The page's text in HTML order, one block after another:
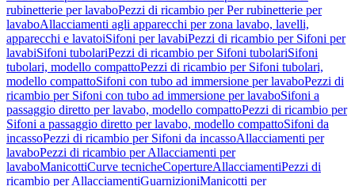
rubinetterie per lavaboPezzi di ricambio per Per rubinetterie per
lavaboAllacciamenti agli apparecchi per zona lavabo, lavelli,
apparecchi e lavatoiSifoni per lavabiPezzi di ricambio per Sifoni per
lavabiSifoni tubolariPezzi di ricambio per Sifoni tubolariSifoni
tubolari, modello compattoPezzi di ricambio per Sifoni tubolari,
modello compattoSifoni con tubo ad immersione per lavaboPezzi di
ricambio per Sifoni con tubo ad immersione per lavaboSifoni a
passaggio diretto per lavabo, modello compattoPezzi di ricambio per
Sifoni a passaggio diretto per lavabo, modello compattoSifoni da
incassoPezzi di ricambio per Sifoni da incassoAllacciamenti per
lavaboPezzi di ricambio per Allacciamenti per
lavaboManicottiCurve tecnicheCopertureAllacciamentiPezzi di
ricambio per AllacciamentiGuarnizioniManicotti per